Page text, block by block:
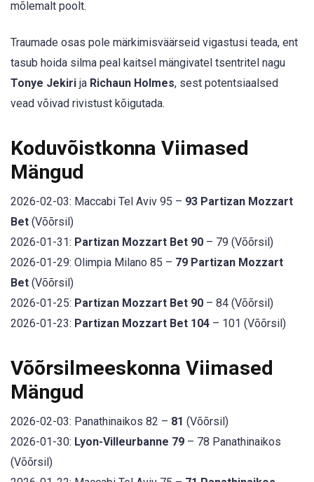
mõlemalt poolt.
Traumade osas pole märkimisväärseid vigastusi teada, ent
tasub hoida silma peal kaitsel mängivatel tsentritel nagu
Tonye Jekiri ja Richaun Holmes, sest potentsiaalsed
vead võivad rivistust kõigutada.
Koduvõistkonna Viimased
Mängud
2026-02-03: Maccabi Tel Aviv 95 – 93 Partizan Mozzart
Bet (Võõrsil)
2026-01-31: Partizan Mozzart Bet 90 – 79 (Võõrsil)
2026-01-29: Olimpia Milano 85 – 79 Partizan Mozzart
Bet (Võõrsil)
2026-01-25: Partizan Mozzart Bet 90 – 84 (Võõrsil)
2026-01-23: Partizan Mozzart Bet 104 – 101 (Võõrsil)
Võõrsilmeeskonna Viimased
Mängud
2026-02-03: Panathinaikos 82 – 81 (Võõrsil)
2026-01-30: Lyon-Villeurbanne 79 – 78 Panathinaikos
(Võõrsil)